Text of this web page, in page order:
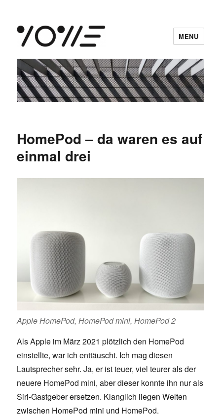
vowe dot net
MENU
HomePod – da waren es auf
einmal drei
Apple HomePod, HomePod mini, HomePod 2
Als Apple im März 2021 plötzlich den HomePod
einstellte, war ich enttäuscht. Ich mag diesen
Lautsprecher sehr. Ja, er ist teuer, viel teurer als der
neuere HomePod mini, aber dieser konnte ihn nur als
Siri-Gastgeber ersetzen. Klanglich liegen Welten
zwischen HomePod mini und HomePod.